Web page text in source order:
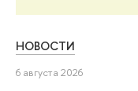
НОВОСТИ
6 августа 2026